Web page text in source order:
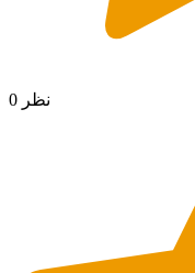
0 نظر